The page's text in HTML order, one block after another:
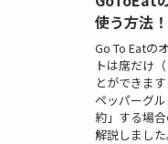
使う方法
Go To Eatの
トは席だけ
とができま
ペッパーグ
約」する場
解説しました